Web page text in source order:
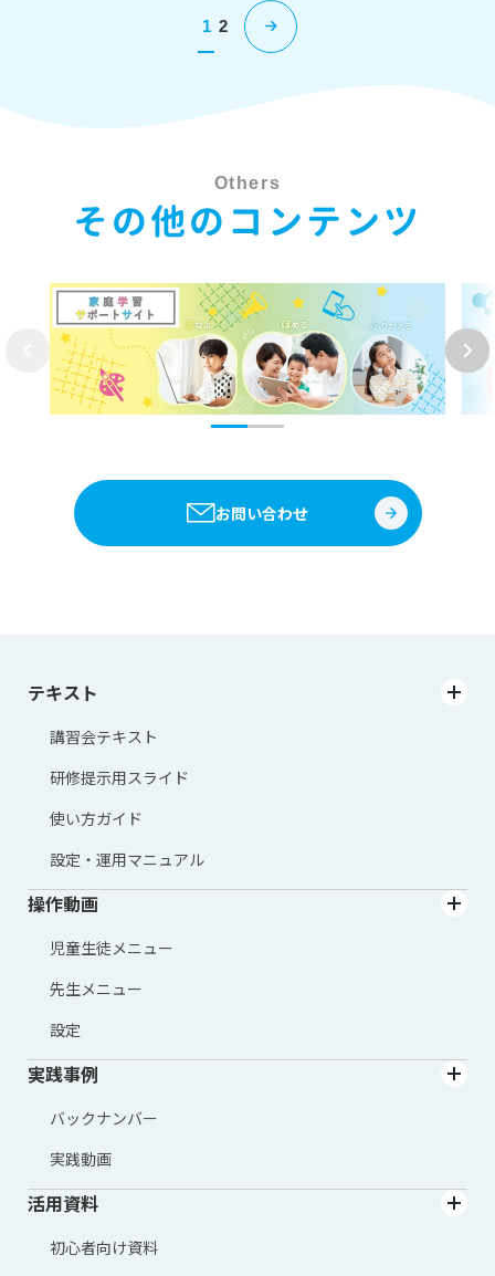
1 2
Others
その他のコンテンツ
お問い合わせ
テキスト
講習会テキスト
研修提示用スライド
使い方ガイド
設定・運用マニュアル
操作動画
児童生徒メニュー
先生メニュー
設定
実践事例
バックナンバー
実践動画
活用資料
初心者向け資料